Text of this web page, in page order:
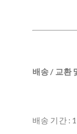
배송 / 교환
배송 기간 :